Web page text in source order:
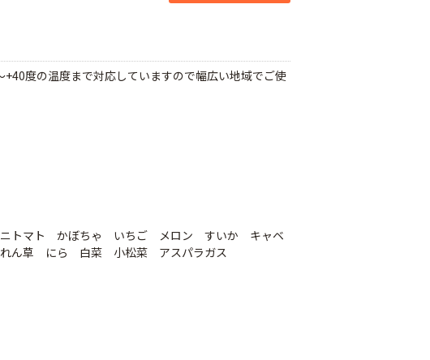
度の温度まで対応していますので幅広い地域でご使
トマト かぼちゃ いちご メロン すいか キャベ
ん草 にら 白菜 小松菜 アスパラガス